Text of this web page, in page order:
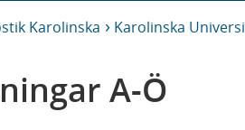
Karolinska Karolinska
A-Ö